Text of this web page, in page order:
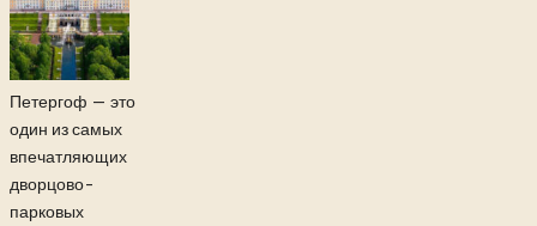
Петергоф — это
один из самых
впечатляющих
дворцово-
парковых